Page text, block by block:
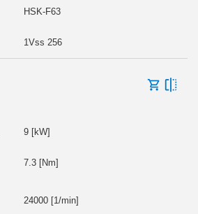
HSK-F63
1Vss 256
9 [kW]
7.3 [Nm]
24000 [1/min]